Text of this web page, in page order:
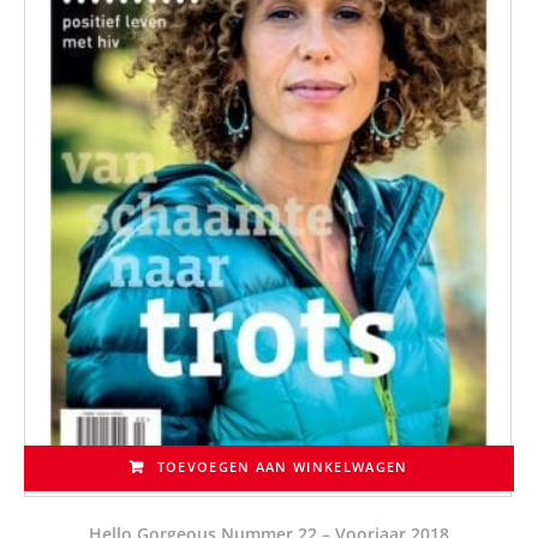
TOEVOEGEN AAN WINKELWAGEN